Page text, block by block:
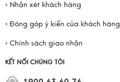
› Nhận xét khách hàng
› Đóng góp ý kiến của khách hàng
› Chính sách giao nhận
KẾT NỐI CHÚNG TÔI